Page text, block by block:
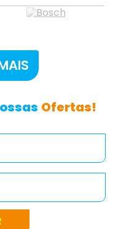
Ofertas!